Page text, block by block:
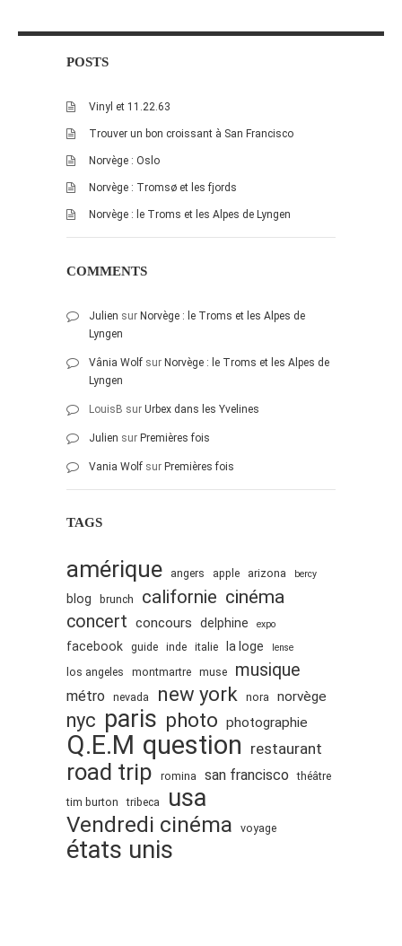
novembre 2009
octobre 2009
août 2009
juillet 2009
juin 2009
mai 2009
avril 2009
février 2009
décembre 2008
novembre 2008
octobre 2008
POSTS
Vinyl et 11.22.63
Trouver un bon croissant à San Francisco
Norvège : Oslo
Norvège : Tromsø et les fjords
Norvège : le Troms et les Alpes de Lyngen
COMMENTS
Julien sur Norvège : le Troms et les Alpes de
Lyngen
Vânia Wolf sur Norvège : le Troms et les Alpes de
Lyngen
LouisB sur Urbex dans les Yvelines
Julien sur Premières fois
Vania Wolf sur Premières fois
TAGS
amérique angers apple arizona bercy
blog brunch californie cinéma
concert concours delphine expo
facebook guide inde italie la loge lense
los angeles montmartre muse musique
métro nevada new york nora norvège
nyc paris photo photographie
Q.E.M question restaurant
road trip romina san francisco théâtre
tim burton
tribeca usa
Vendredi cinéma voyage
états unis